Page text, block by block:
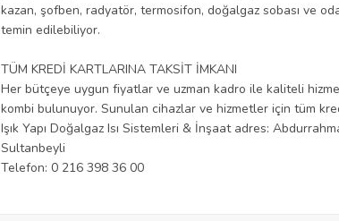
kazan, şofben, radyatör, termosifon, doğalgaz sobası ve
temin edilebiliyor.
TÜM KREDİ KARTLARINA TAKSİT İMKANI
Her bütçeye uygun fiyatlar ve uzman kadro ile kaliteli
kombi bulunuyor. Sunulan cihazlar ve hizmetler için tüm
Işık Yapı Doğalgaz Isı Sistemleri & İnşaat adres:
Sultanbeyli
Telefon: 0 216 398 36 00